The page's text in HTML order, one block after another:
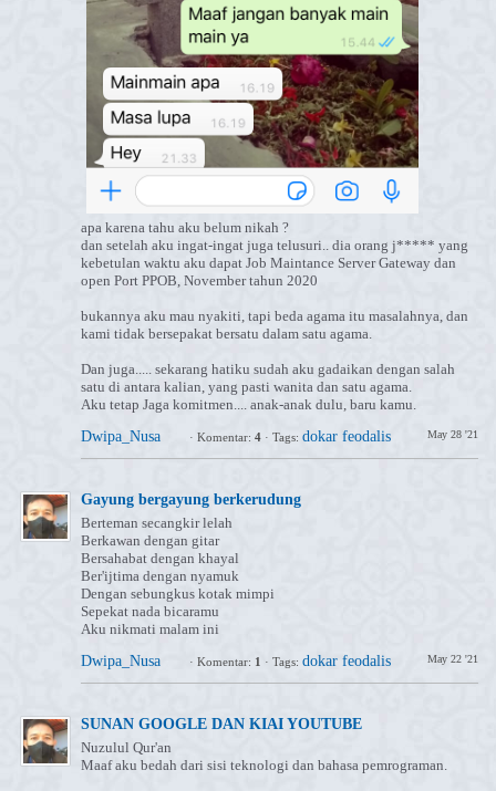
apa karena tahu aku belum nikah ?
dan setelah aku ingat-ingat juga telusuri.. dia orang j***** yang
kebetulan waktu aku dapat Job Maintance Server Gateway dan
open Port PPOB, November tahun 2020
bukannya aku mau nyakiti, tapi beda agama itu masalahnya, dan
kami tidak bersepakat bersatu dalam satu agama.
Dan juga..... sekarang hatiku sudah aku gadaikan dengan salah
satu di antara kalian, yang pasti wanita dan satu agama.
Aku tetap Jaga komitmen.... anak-anak dulu, baru kamu.
Dwipa_Nusa
May 28 '21
· Komentar: 4 · Tags: dokar feodalis
Gayung bergayung berkerudung
Berteman secangkir lelah
Berkawan dengan gitar
Bersahabat dengan khayal
Ber'ijtima dengan nyamuk
Dengan sebungkus kotak mimpi
Sepekat nada bicaramu
Aku nikmati malam ini
Dwipa_Nusa
May 22 '21
· Komentar: 1 · Tags: dokar feodalis
SUNAN GOOGLE DAN KIAI YOUTUBE
Nuzulul Qur'an
Maaf aku bedah dari sisi teknologi dan bahasa pemrograman.